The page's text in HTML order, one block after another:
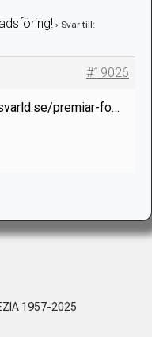
› Svar till:
#19026
premiar-fo…
1957-2025